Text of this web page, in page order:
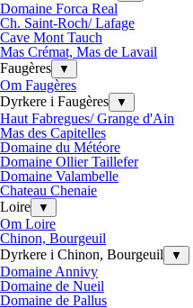
Domaine Forca Real
Ch. Saint-Roch/ Lafage
Cave Mont Tauch
Mas Crémat, Mas de Lavail
Faugères
▼
Om Faugères
Dyrkere i Faugères
▼
Haut Fabregues/ Grange d'Ain
Mas des Capitelles
Domaine du Météore
Domaine Ollier Taillefer
Domaine Valambelle
Chateau Chenaie
Loire
▼
Om Loire
Chinon, Bourgeuil
Dyrkere i Chinon, Bourgeuil
▼
Domaine Annivy
Domaine de Nueil
Domaine de Pallus